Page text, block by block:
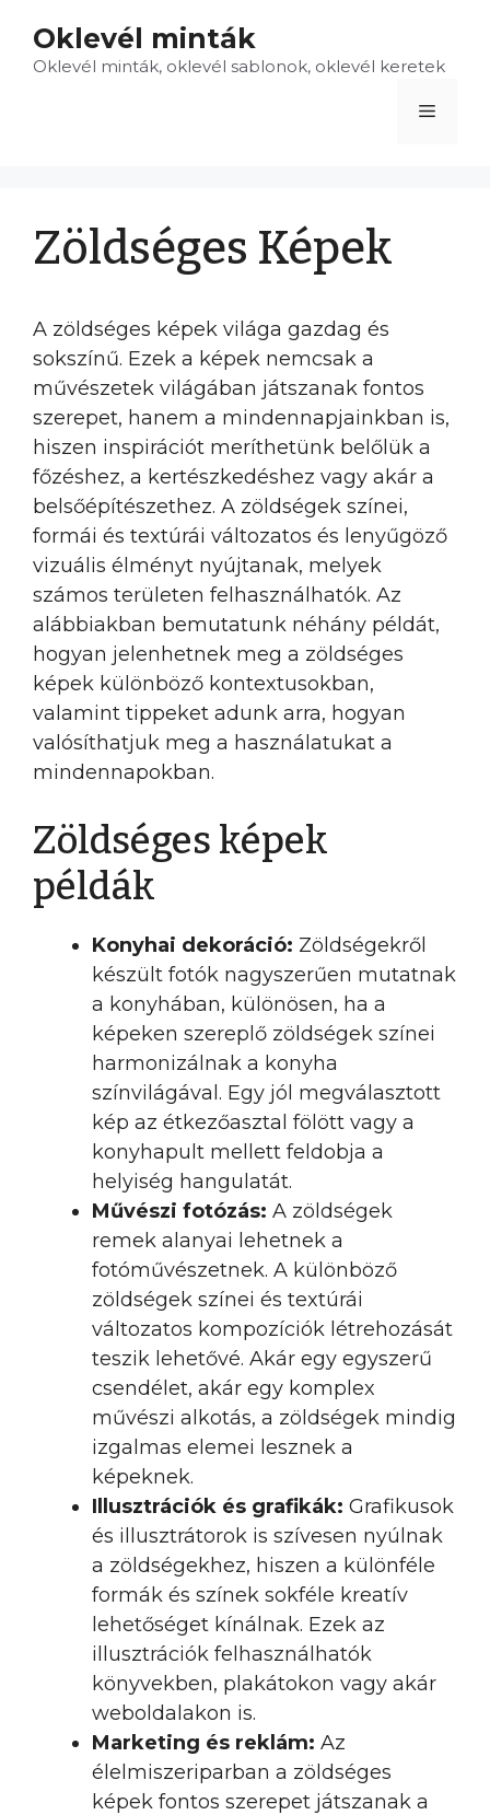
tartalomba
Oklevél minták
Oklevél minták, oklevél sablonok, oklevél keretek
Menü
Zöldséges Képek
A zöldséges képek világa gazdag és
sokszínű. Ezek a képek nemcsak a
művészetek világában játszanak fontos
szerepet, hanem a mindennapjainkban is,
hiszen inspirációt meríthetünk belőlük a
főzéshez, a kertészkedéshez vagy akár a
belsőépítészethez. A zöldségek színei,
formái és textúrái változatos és lenyűgöző
vizuális élményt nyújtanak, melyek
számos területen felhasználhatók. Az
alábbiakban bemutatunk néhány példát,
hogyan jelenhetnek meg a zöldséges
képek különböző kontextusokban,
valamint tippeket adunk arra, hogyan
valósíthatjuk meg a használatukat a
mindennapokban.
Zöldséges képek
példák
Konyhai dekoráció: Zöldségekről
készült fotók nagyszerűen mutatnak
a konyhában, különösen, ha a
képeken szereplő zöldségek színei
harmonizálnak a konyha
színvilágával. Egy jól megválasztott
kép az étkezőasztal fölött vagy a
konyhapult mellett feldobja a
helyiség hangulatát.
Művészi fotózás: A zöldségek
remek alanyai lehetnek a
fotóművészetnek. A különböző
zöldségek színei és textúrái
változatos kompozíciók létrehozását
teszik lehetővé. Akár egy egyszerű
csendélet, akár egy komplex
művészi alkotás, a zöldségek mindig
izgalmas elemei lesznek a
képeknek.
Illusztrációk és grafikák: Grafikusok
és illusztrátorok is szívesen nyúlnak
a zöldségekhez, hiszen a különféle
formák és színek sokféle kreatív
lehetőséget kínálnak. Ezek az
illusztrációk felhasználhatók
könyvekben, plakátokon vagy akár
weboldalakon is.
Marketing és reklám: Az
élelmiszeriparban a zöldséges
képek fontos szerepet játszanak a